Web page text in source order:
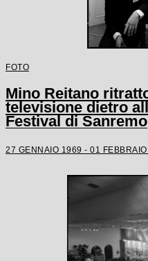
FOTO
Mino Reitano
televisione dietro
Festival di Sanremo
27 GENNAIO 1969 - 01